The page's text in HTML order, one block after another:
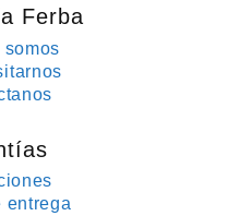
Ferba
entrega